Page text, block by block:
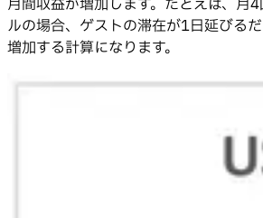
月間収益が増加します。たとえば、月
ルの場合、ゲストの滞在が1日延びる
増加する計算になります。